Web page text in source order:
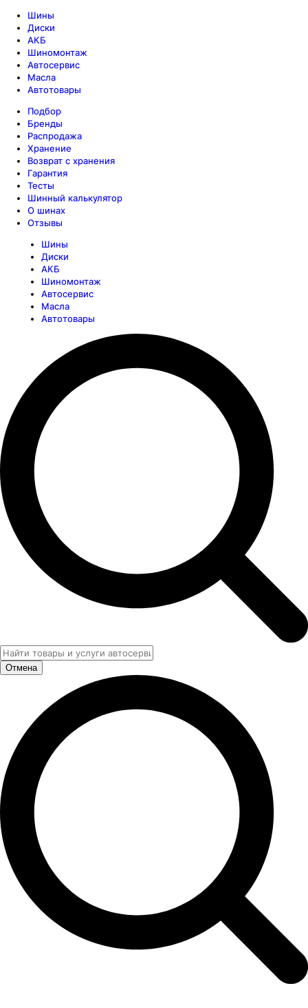
Шины
Диски
АКБ
Шиномонтаж
Автосервис
Масла
Автотовары
Подбор
Бренды
Распродажа
Хранение
Возврат с хранения
Гарантия
Тесты
Шинный калькулятор
О шинах
Отзывы
Шины
Диски
АКБ
Шиномонтаж
Автосервис
Масла
Автотовары
Отмена